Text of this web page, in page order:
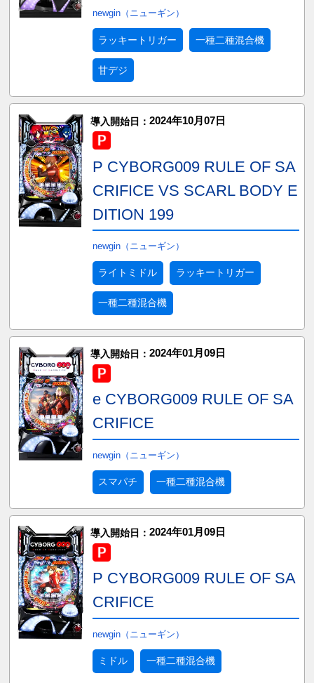
newgin（ニューギン）
ラッキートリガー 一種二種混合機
甘デジ
導入開始日： 2024年10月07日
P CYBORG009 RULE OF SA
CRIFICE VS SCARL BODY E
DITION 199
newgin（ニューギン）
ライトミドル ラッキートリガー
一種二種混合機
導入開始日： 2024年01月09日
e CYBORG009 RULE OF SA
CRIFICE
newgin（ニューギン）
スマパチ 一種二種混合機
導入開始日： 2024年01月09日
P CYBORG009 RULE OF SA
CRIFICE
newgin（ニューギン）
ミドル 一種二種混合機